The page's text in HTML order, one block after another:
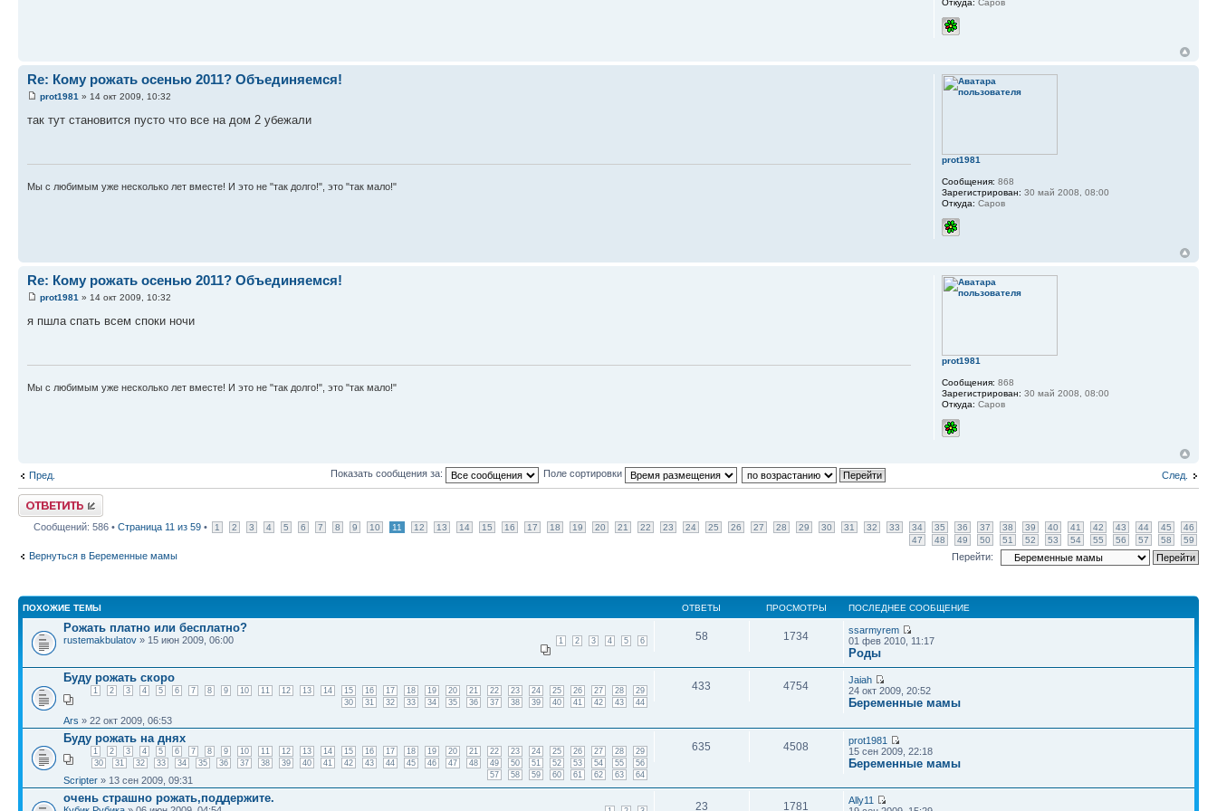
Re: Кому рожать осенью 2011? Объединяемся!
prot1981 » 14 окт 2009, 10:32
так тут становится пусто что все на дом 2 убежали
Мы с любимым уже несколько лет вместе! И это не "так долго!", это "так мало!"
prot1981
Сообщения: 868
Зарегистрирован: 30 май 2008, 08:00
Откуда: Саров
Re: Кому рожать осенью 2011? Объединяемся!
prot1981 » 14 окт 2009, 10:32
я пшла спать всем споки ночи
Мы с любимым уже несколько лет вместе! И это не "так долго!", это "так мало!"
prot1981
Сообщения: 868
Зарегистрирован: 30 май 2008, 08:00
Откуда: Саров
Пред. След.
Показать сообщения за: Поле сортировки
Ответить
Сообщений: 586 • Страница 11 из 59 • 1 2 3 4 5 6 7 8 9 10 11 12 13 14 15 16 17 18 19 20 21 22 23 24 25 26 27 28 29 30 31 32 33 34 35 36 37 38 39 40 41 42 43 44 45
46
47
48 49 50 51 52 53 54 55 56 57 58 59
Вернуться в Беременные мамы Перейти:
ПОХОЖИЕ ТЕМЫ ОТВЕТЫ ПРОСМОТРЫ ПОСЛЕДНЕЕ СООБЩЕНИЕ
Рожать платно или бесплатно?
1 2 3 4 5 6
rustemakbulatov » 15 июн 2009, 06:00 58 1734
ssarmyrem
01 фев 2010, 11:17
Роды
Буду рожать скоро
1 2 3 4 5 6 7 8 9 10 11 12 13 14 15 16 17 18 19 20 21 22 23 24 25 26 27 28
29
30
31 32 33 34 35 36 37 38 39 40 41 42 43 44
Ars » 22 окт 2009, 06:53
433 4754
Jaiah
24 окт 2009, 20:52
Беременные мамы
Буду рожать на днях
1 2 3 4 5 6 7 8 9 10 11 12 13 14 15 16 17 18 19 20 21 22 23 24 25 26 27 28
29
30
31 32 33 34 35 36 37 38 39 40 41 42 43 44 45 46 47 48 49 50 51 52 53 54 55
56
57
58 59 60 61 62 63 64
Scripter » 13 сен 2009, 09:31
635 4508
prot1981
15 сен 2009, 22:18
Беременные мамы
очень страшно рожать,поддержите.
23 1781
Ally11